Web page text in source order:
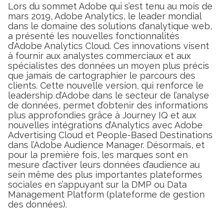
Lors du sommet Adobe qui s’est tenu au mois de
mars 2019, Adobe Analytics, le leader mondial
dans le domaine des solutions d’analytique web,
a présenté les nouvelles fonctionnalités
d’Adobe Analytics Cloud. Ces innovations visent
à fournir aux analystes commerciaux et aux
spécialistes des données un moyen plus précis
que jamais de cartographier le parcours des
clients. Cette nouvelle version, qui renforce le
leadership d’Adobe dans le secteur de l’analyse
de données, permet d’obtenir des informations
plus approfondies grâce à Journey IQ et aux
nouvelles intégrations d’Analytics avec Adobe
Advertising Cloud et People-Based Destinations
dans l’Adobe Audience Manager. Désormais, et
pour la première fois, les marques sont en
mesure d’activer leurs données d’audience au
sein même des plus importantes plateformes
sociales en s’appuyant sur la DMP ou Data
Management Platform (plateforme de gestion
des données).